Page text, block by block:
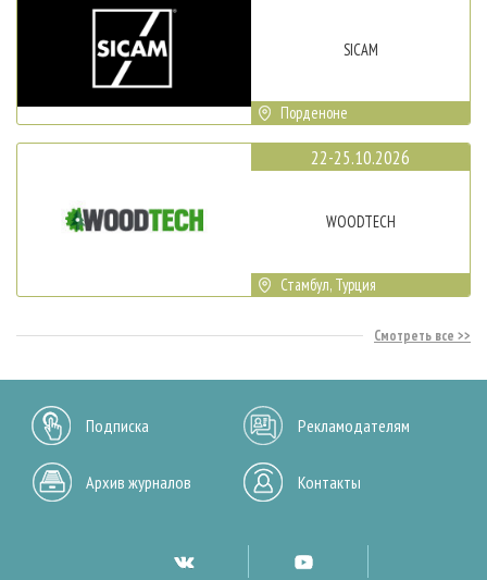
SICAM
Порденоне
22-25.10.2026
WOODTECH
Стамбул, Турция
Смотреть все
Подписка Рекламодателям
Архив журналов Контакты